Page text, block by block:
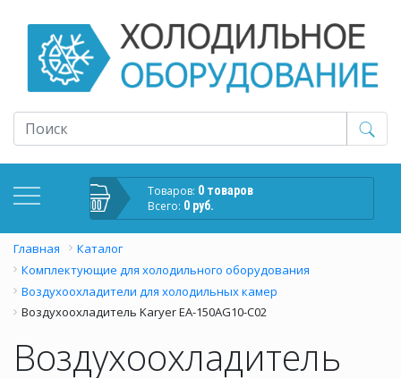
Товаров: 0 товаров
Всего: 0 руб.
Главная
Каталог
Комплектующие для холодильного оборудования
Воздухоохладители для холодильных камер
Воздухоохладитель Karyer EA-150AG10-C02
Воздухоохладитель